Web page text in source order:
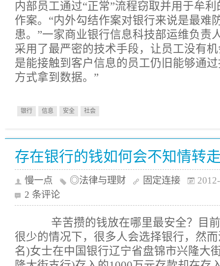
内部员工通过“正常”流程窃取并用于牟
作案。“内外勾结作案对银行来说是最难
患。”一家商业银行信息科技部运维负责
采用了最严密的技术手段，让员工没有
是能接触到客户信息的员工仍旧能够通
方式拿到数据。”
银行 信息 安全 社会
存在银行的钱如何会不知情转
慢一点 ◎法律与理财 固定连接
2 条评论
辛苦攒的钱放在哪里最安全？目前
很少的情况下，很多人会选择银行，然
名)女士在中国银行辽宁省盘锦市兴隆大